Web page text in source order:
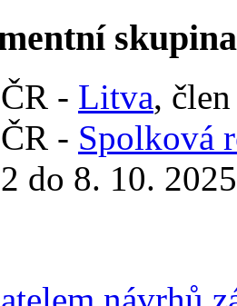
- Litva,
- Spolková
do 8. 10. 2025